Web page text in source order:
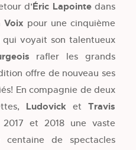
d’Éric Lapointedans
Voix pour une cinquième
qui voyait son talentueux
rafler les grands
offre de nouveau ses
En compagnie de deux
Ludovick et Travis
et 2018 une vaste
de spectacles